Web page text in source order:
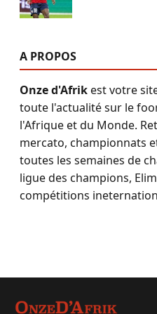
A PROPOS
Onze d'Afrikest votre
toute l'actualité sur le
l'Afrique et du Monde.
mercato, championnats
toutes les semaines de
ligue des champions,
compétitions